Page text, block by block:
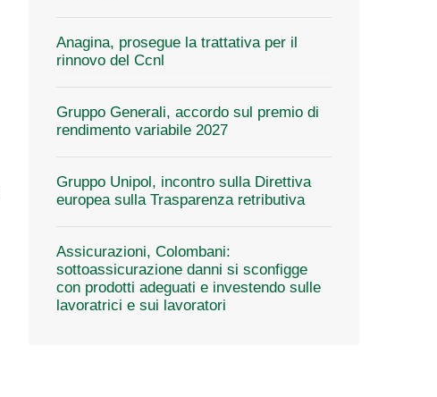
Anagina, prosegue la trattativa per il
rinnovo del Ccnl
Gruppo Generali, accordo sul premio di
rendimento variabile 2027
Gruppo Unipol, incontro sulla Direttiva
europea sulla Trasparenza retributiva
Assicurazioni, Colombani:
sottoassicurazione danni si sconfigge
con prodotti adeguati e investendo sulle
lavoratrici e sui lavoratori